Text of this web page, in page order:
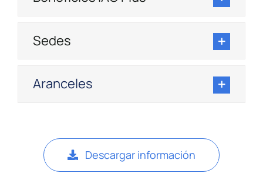
Sedes
Aranceles
Descargar información